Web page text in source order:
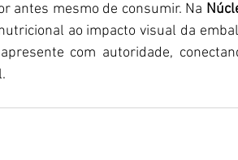
antes mesmo de consumir. Na
ao impacto visual da
com autoridade,